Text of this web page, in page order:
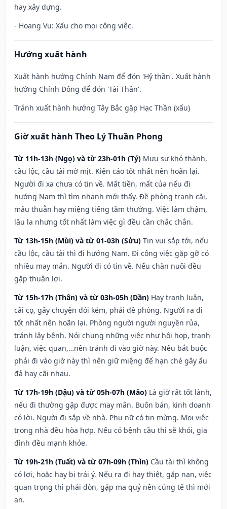
hay xây dựng.
- Hoang Vu: Xấu cho mọi công việc.
Hướng xuất hành
Xuất hành hướng Chính Nam để đón 'Hỷ thần'. Xuất hành
hướng Chính Đông để đón 'Tài Thần'.
Tránh xuất hành hướng Tây Bắc gặp Hạc Thần (xấu)
Giờ xuất hành Theo Lý Thuần Phong
Từ 11h-13h (Ngọ) và từ 23h-01h (Tý) Mưu sự khó thành,
cầu lộc, cầu tài mờ mịt. Kiện cáo tốt nhất nên hoãn lại.
Người đi xa chưa có tin về. Mất tiền, mất của nếu đi
hướng Nam thì tìm nhanh mới thấy. Đề phòng tranh cãi,
mâu thuẫn hay miệng tiếng tầm thường. Việc làm chậm,
lâu la nhưng tốt nhất làm việc gì đều cần chắc chắn.
Từ 13h-15h (Mùi) và từ 01-03h (Sửu) Tin vui sắp tới, nếu
cầu lộc, cầu tài thì đi hướng Nam. Đi công việc gặp gỡ có
nhiều may mắn. Người đi có tin về. Nếu chăn nuôi đều
gặp thuận lợi.
Từ 15h-17h (Thân) và từ 03h-05h (Dần) Hay tranh luận,
cãi cọ, gây chuyện đói kém, phải đề phòng. Người ra đi
tốt nhất nên hoãn lại. Phòng người người nguyền rủa,
tránh lây bệnh. Nói chung những việc như hội họp, tranh
luận, việc quan,…nên tránh đi vào giờ này. Nếu bắt buộc
phải đi vào giờ này thì nên giữ miệng để hạn ché gây ẩu
đả hay cãi nhau.
Từ 17h-19h (Dậu) và từ 05h-07h (Mão) Là giờ rất tốt lành,
nếu đi thường gặp được may mắn. Buôn bán, kinh doanh
có lời. Người đi sắp về nhà. Phụ nữ có tin mừng. Mọi việc
trong nhà đều hòa hợp. Nếu có bệnh cầu thì sẽ khỏi, gia
đình đều mạnh khỏe.
Từ 19h-21h (Tuất) và từ 07h-09h (Thìn) Cầu tài thì không
có lợi, hoặc hay bị trái ý. Nếu ra đi hay thiệt, gặp nạn, việc
quan trọng thì phải đòn, gặp ma quỷ nên cúng tế thì mới
an.